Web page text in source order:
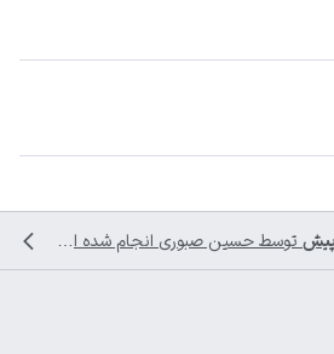
توسط حسین صبوری انجام شده است